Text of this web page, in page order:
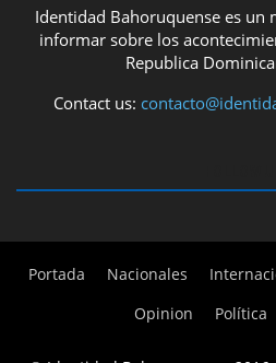
Identidad Bahoruquense es un
informar sobre los
Republica
Contact us:
Portada Nacionales
Opinion
Política